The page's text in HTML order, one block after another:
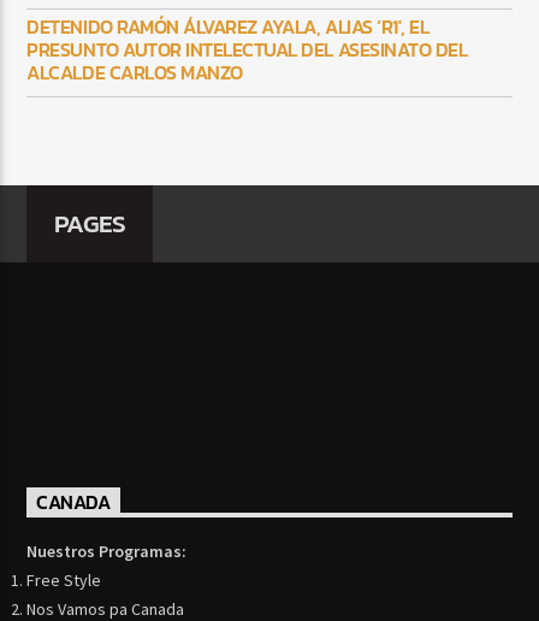
DETENIDO RAMÓN ÁLVAREZ AYALA, ALIAS ‘R1′, EL
PRESUNTO AUTOR INTELECTUAL DEL ASESINATO DEL
ALCALDE CARLOS MANZO
PAGES
CANADA
Nuestros Programas:
Free Style
Nos Vamos pa Canada